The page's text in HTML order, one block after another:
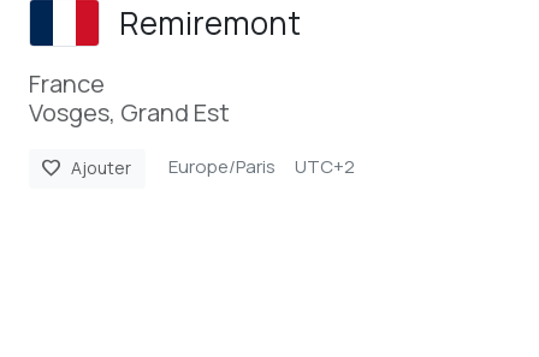
Remiremont
France
Vosges, Grand Est
favorite Ajouter Europe/Paris UTC+2